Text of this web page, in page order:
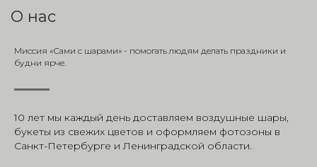
О нас
Миссия «Сами с шарами» - помогать людям делать праздники и
будни ярче.
10 лет мы каждый день доставляем воздушные шары,
букеты из свежих цветов и оформляем фотозоны в
Санкт-Петербурге и Ленинградской области.